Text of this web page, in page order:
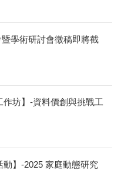
暨學術研討會徵稿即將截
作坊】-資料價創與挑戰工
動】-2025 家庭動態研究